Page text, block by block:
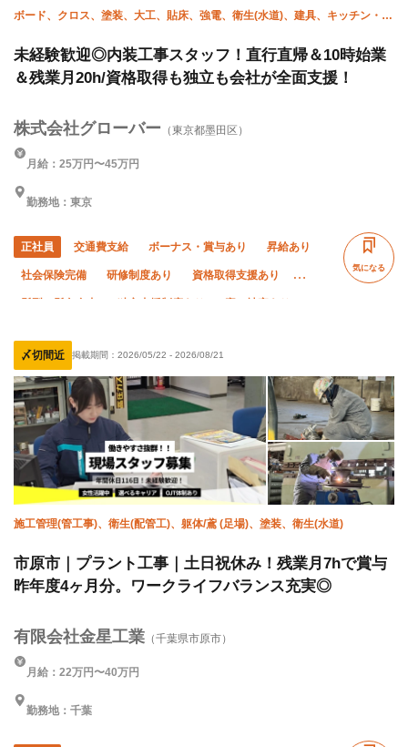
ボード、クロス、塗装、大工、貼床、強電、衛生(水道)、建具、キッチン・ユ
未経験歓迎◎内装工事スタッフ！直行直帰＆10時始業
＆残業月20h/資格取得も独立も会社が全面支援！
株式会社グローバー （東京都墨田区）
月給：25万円〜45万円
勤務地：東京
正社員 交通費支給 ボーナス・賞与あり 昇給あり
社会保険完備 研修制度あり 資格取得支援あり
経験者優遇 有資格者優遇 女性活躍中
残業月20時間以下 直帰・直行OK 転勤なし
完全週休二日制 夏季休暇 年末年始休暇
車・バイク通勤OK
気になる
〆切間近 掲載期間： 2026/05/22 - 2026/08/21
施工管理(管工事)、衛生(配管工)、躯体/鳶 (足場)、塗装、衛生(水道)
市原市｜プラント工事｜土日祝休み！残業月7hで賞与
昨年度4ヶ月分。ワークライフバランス充実◎
有限会社金星工業 （千葉県市原市）
月給：22万円〜40万円
勤務地：千葉